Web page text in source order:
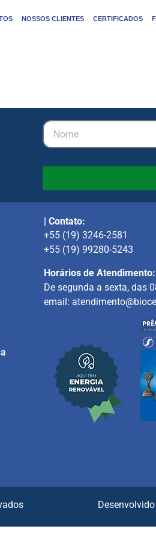
NOSSOS CLIENTES CERTIFICADOS
| Contato:
+55 (19) 3246-2581
+55 (19) 99280-5243
Horários de Atendimento:
De segunda a sexta, das
email:
reservados Desenvolvido